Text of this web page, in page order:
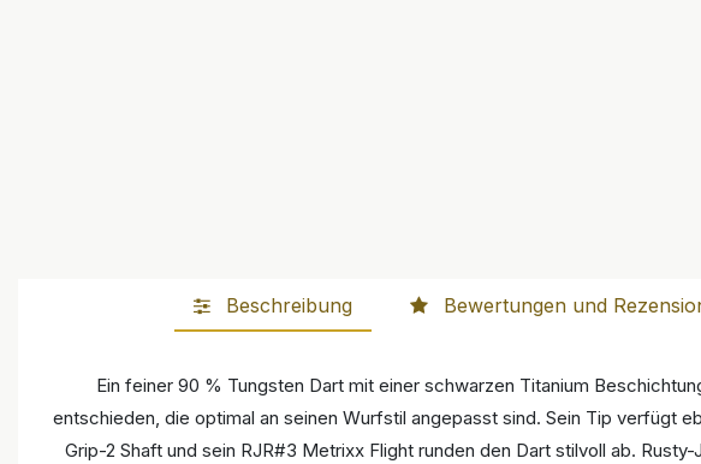
Beschreibung Bewertungen und
Ein feiner 90 % Tungsten Dart mit einer schwarzen Titanium
entschieden, die optimal an seinen Wurfstil angepasst sind. Sein Tip verfügt
Grip-2 Shaft und sein RJR#3 Metrixx Flight runden den Dart stilvoll ab.